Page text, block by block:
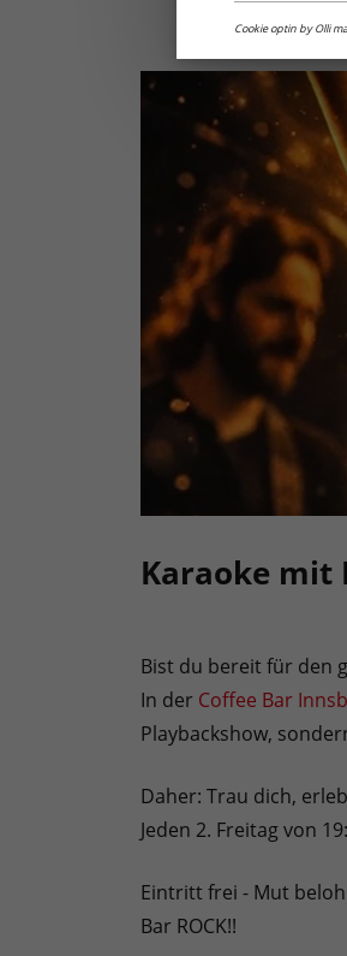
Karaoke mit
Bist du bereit für den
In der Coffee Bar
Playbackshow,
Daher: Trau dich,
Jeden 2. Freitag von
Eintritt frei - Mut
Bar ROCK!!
Cookie optin by Olli